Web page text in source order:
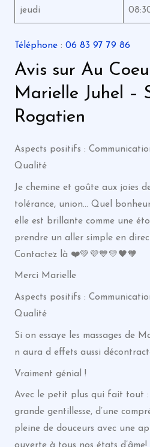
jeudi
Téléphone: 06 83 97 79 86
Avis sur Au
Marielle Juhel –
Rogatien
Aspects positifs :
Qualité
Je chemine et goûte aux joies
tolérance, union… Quel
elle est brillante comme une
prendre un aller simple en
Contactez là ❤️💚💜💙💛🖤🧡
Merci Marielle
Aspects positifs :
Qualité
Si on essaye les massages de
n aura d effets aussi
Vraiment génial !
Avec le petit plus qui fait tout
grande gentillesse, d’une
pleine de douceurs avec une